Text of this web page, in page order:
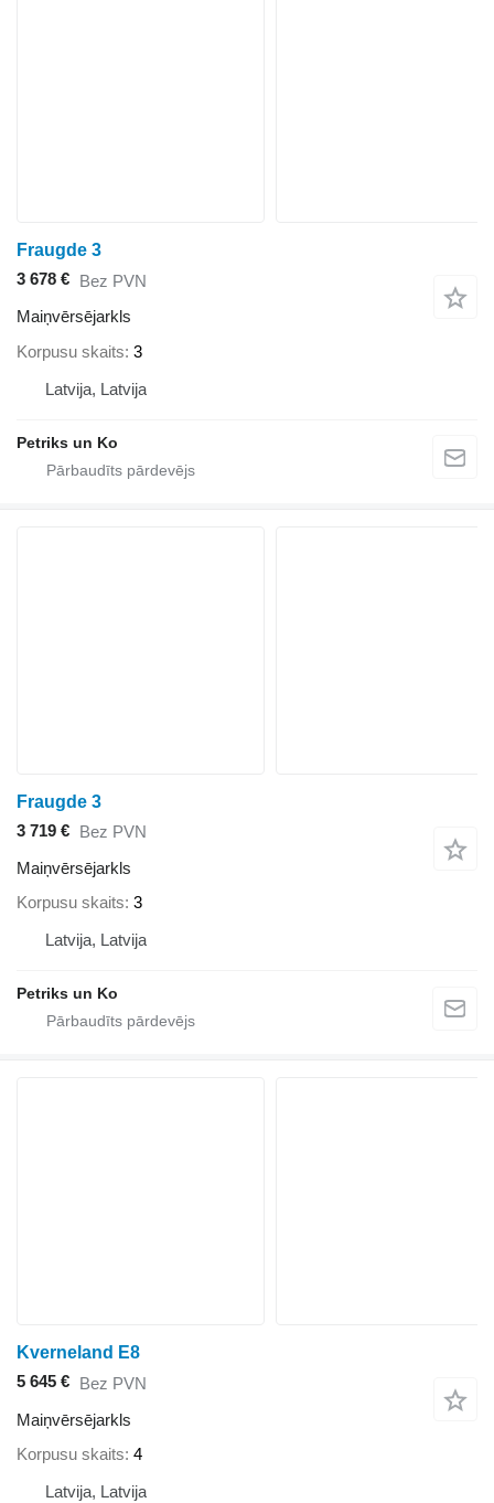
Fraugde 3
3 678 € Bez PVN
Maiņvērsējarkls
Korpusu skaits 3
Latvija, Latvija
Petriks un Ko
Fraugde 3
3 719 €
Bez PVN
Maiņvērsējarkls
Korpusu skaits 3
Latvija, Latvija
Petriks un Ko
Kverneland E8
5 645 € Bez PVN
Maiņvērsējarkls
Korpusu skaits 4
Latvija, Latvija